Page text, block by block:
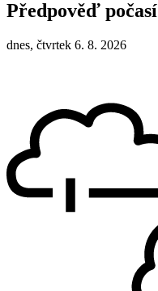
Předpověď počasí
dnes, čtvrtek 6. 8. 2026